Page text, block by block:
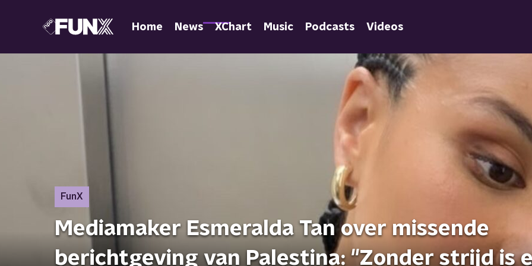
Home News XChart Music Podcasts Videos
FunX
Mediamaker Esmeralda Tan over missende
berichtgeving van Palestina: "Zonder strijd is